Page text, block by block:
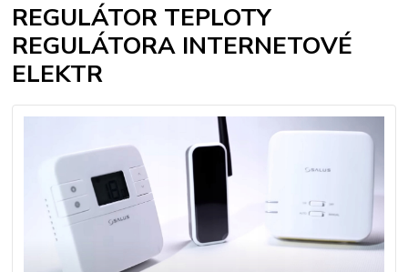
REGULÁTOR TEPLOTY
REGULÁTORA INTERNETOVÉ
ELEKTR